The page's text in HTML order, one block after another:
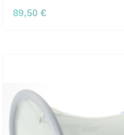
89,50 €